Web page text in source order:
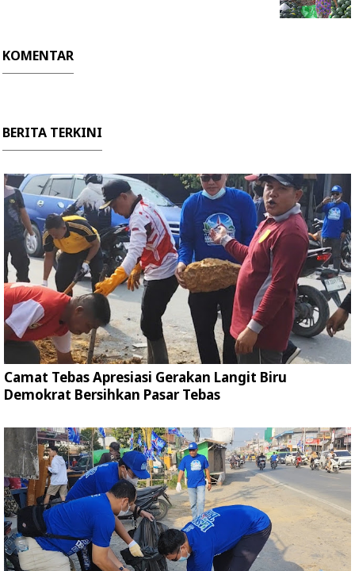
KOMENTAR
BERITA TERKINI
Camat Tebas Apresiasi Gerakan Langit Biru
Demokrat Bersihkan Pasar Tebas